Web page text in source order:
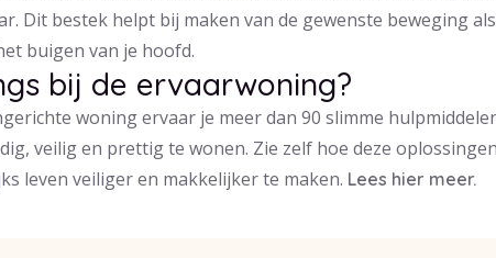
Dit bestek helpt bij maken van de gewenste beweging
buigen van je hoofd.
bij de ervaarwoning?
woning ervaar je meer dan 90 slimme
veilig en prettig te wonen. Zie zelf hoe deze
leven veiliger en makkelijker te maken. Lees hier meer.